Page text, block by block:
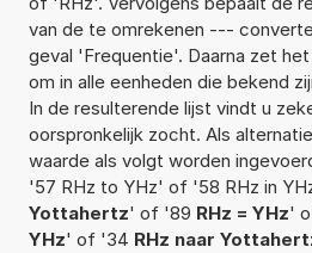
van de te omrekenen ---
geval 'Frequentie'. Daarna zet
om in alle eenheden die bekend
In de resulterende lijst vindt u
oorspronkelijk zocht. Als
waarde als volgt worden
'57 RHz to YHz' of '58 RHz in
Yottahertz' of '89 RHz = YHz'
YHz' of '34 RHz naar